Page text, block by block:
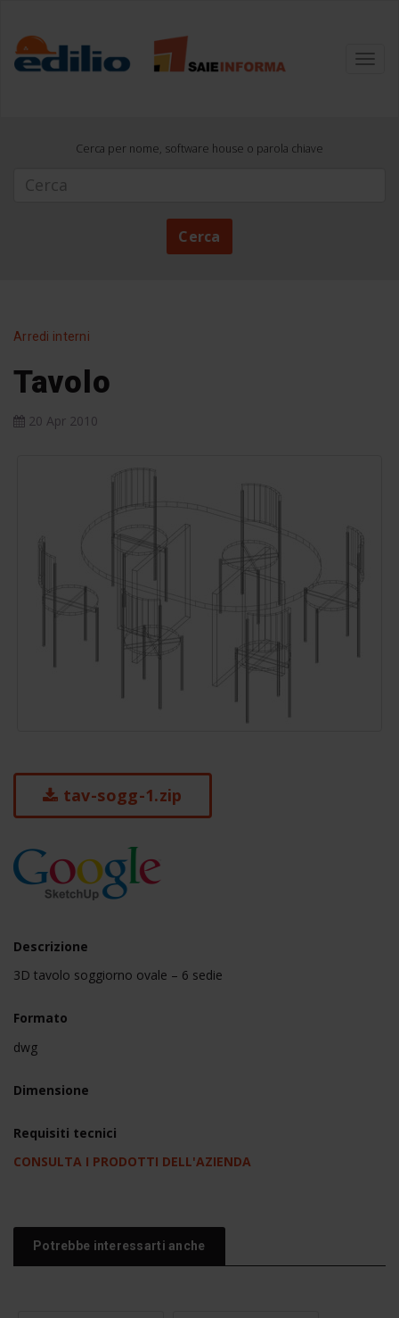
Cerca per nome, software house o parola chiave
Cerca
Arredi interni
Tavolo
20 Apr 2010
tav-sogg-1.zip
Descrizione
3D tavolo soggiorno ovale – 6 sedie
Formato
dwg
Dimensione
Requisiti tecnici
CONSULTA I PRODOTTI DELL'AZIENDA
Potrebbe interessarti anche